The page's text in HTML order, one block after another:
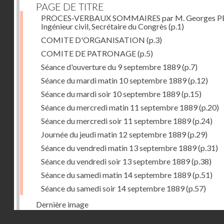
PAGE DE TITRE
PROCES-VERBAUX SOMMAIRES par M. Georges
Ingénieur civil, Secrétaire du Congrès (p.1)
COMITE D'ORGANISATION (p.3)
COMITE DE PATRONAGE(p.5)
Séance d'ouverture du 9 septembre 1889(p.7)
Séance du mardi matin 10 septembre 1889(p.12)
Séance du mardi soir 10 septembre 1889(p.15)
Séance du mercredi matin 11 septembre 1889(p.20)
Séance du mercredi soir 11 septembre 1889(p.24)
Journée du jeudi matin 12 septembre 1889(p.29)
Séance du vendredi matin 13 septembre 1889(p.31)
Séance du vendredi soir 13 septembre 1889(p.38)
Séance du samedi matin 14 septembre 1889(p.51)
Séance du samedi soir 14 septembre 1889(p.57)
Dernière image